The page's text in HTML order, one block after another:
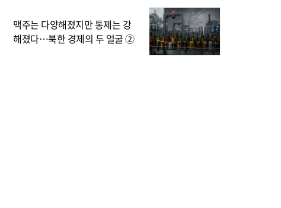
맥주는 다양해졌지만 통제는 강
해졌다…북한 경제의 두 얼굴 ②